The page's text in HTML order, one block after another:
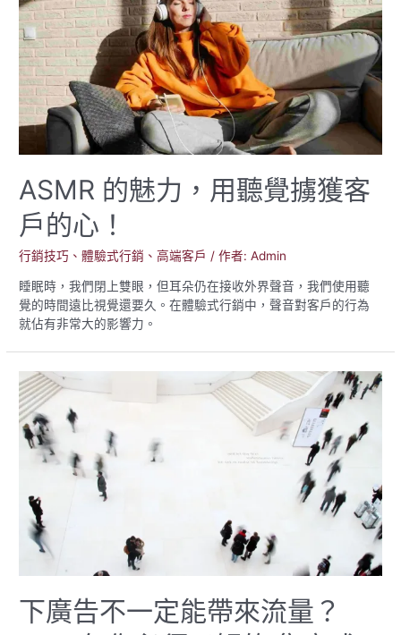
ASMR 的魅力，用聽覺擄獲客
戶的心！
行銷技巧 、體驗式行銷 、高端客戶 / 作者:Admin
睡眠時，我們閉上雙眼，但耳朵仍在接收外界聲音，我們使用聽
覺的時間遠比視覺還要久。在體驗式行銷中，聲音對客戶的行為
就佔有非常大的影響力。
下廣告不一定能帶來流量？